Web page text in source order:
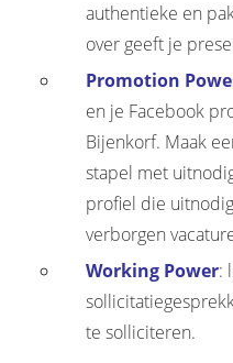
authentieke en
over geeft je
Promotion
en je Facebook
Bijenkorf. Maak
stapel met
profiel die
verborgen
Working Power:
te solliciteren.